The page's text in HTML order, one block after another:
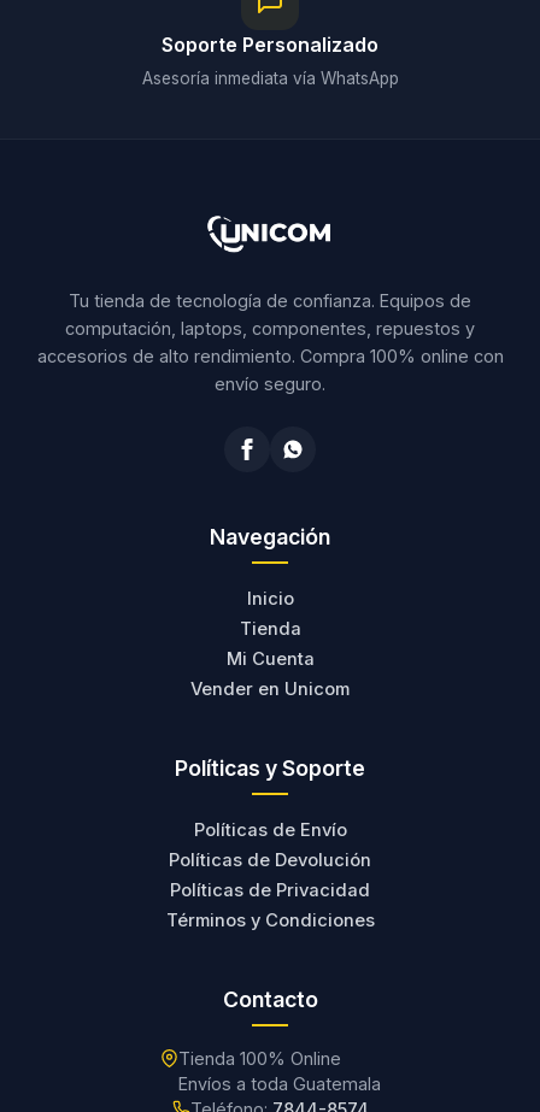
Soporte Personalizado
Asesoría inmediata vía WhatsApp
Tu tienda de tecnología de confianza. Equipos de
computación, laptops, componentes, repuestos y
accesorios de alto rendimiento. Compra 100% online con
envío seguro.
Navegación
Inicio
Tienda
Mi Cuenta
Vender en Unicom
Políticas y Soporte
Políticas de Envío
Políticas de Devolución
Políticas de Privacidad
Términos y Condiciones
Contacto
Tienda 100% Online
Envíos a toda Guatemala